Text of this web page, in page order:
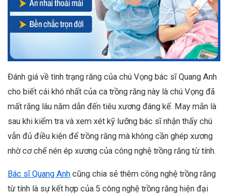
Đánh giá về tình trạng răng của chú Vọng bác sĩ Quang Anh
cho biết cái khó nhất của ca trồng răng này là chú Vọng đã
mất răng lâu năm dẫn đến tiêu xương đáng kể. May mắn là
sau khi kiểm tra và xem xét kỹ lưỡng bác sĩ nhận thấy chú
vẫn đủ điều kiện để trồng răng mà không cần ghép xương
nhờ cơ chế nén ép xương của công nghệ trồng răng từ tính.
Bác sĩ Quang Anh cũng chia sẻ thêm công nghệ trồng răng
từ tính là sự kết hợp của 5 công nghệ trồng răng hiện đại